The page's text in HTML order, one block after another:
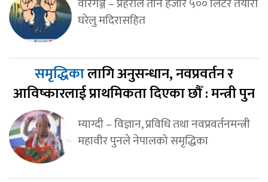
घरेलु मदिरासहित
समृद्धिकालागि अनुसन्धान, नवप्रवर्तन र
आविष्कारलाई प्राथमिकता दिएका छौँ : मन्त्री पुन
म्याग्दी – विज्ञान, प्रविधि तथा नवप्रवर्तनमन्त्री
महावीर पुनले नेपालको समृद्धिका